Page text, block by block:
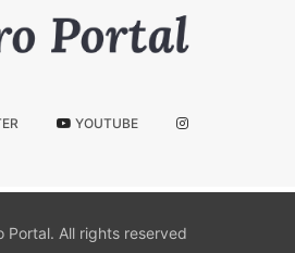
YOUTUBE
Portal. All rights reserved